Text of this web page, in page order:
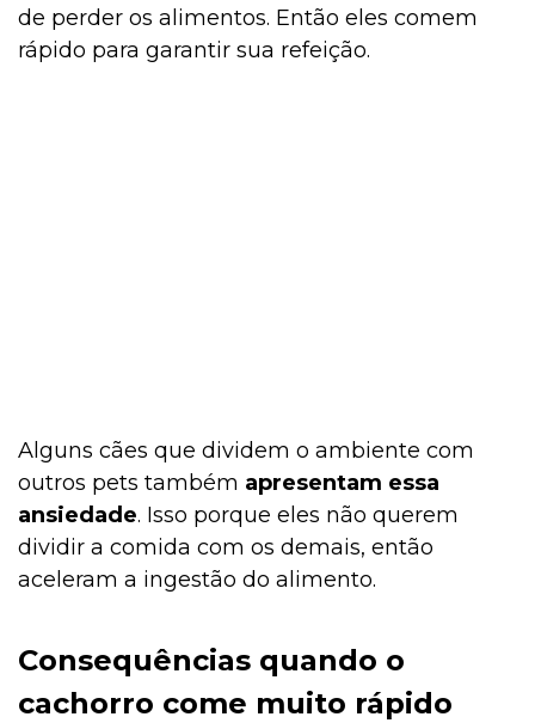
de perder os alimentos. Então eles comem
rápido para garantir sua refeição.
Alguns cães que dividem o ambiente com
outros pets também apresentam essa
ansiedade. Isso porque eles não querem
dividir a comida com os demais, então
aceleram a ingestão do alimento.
Consequências quando o
cachorro come muito rápido